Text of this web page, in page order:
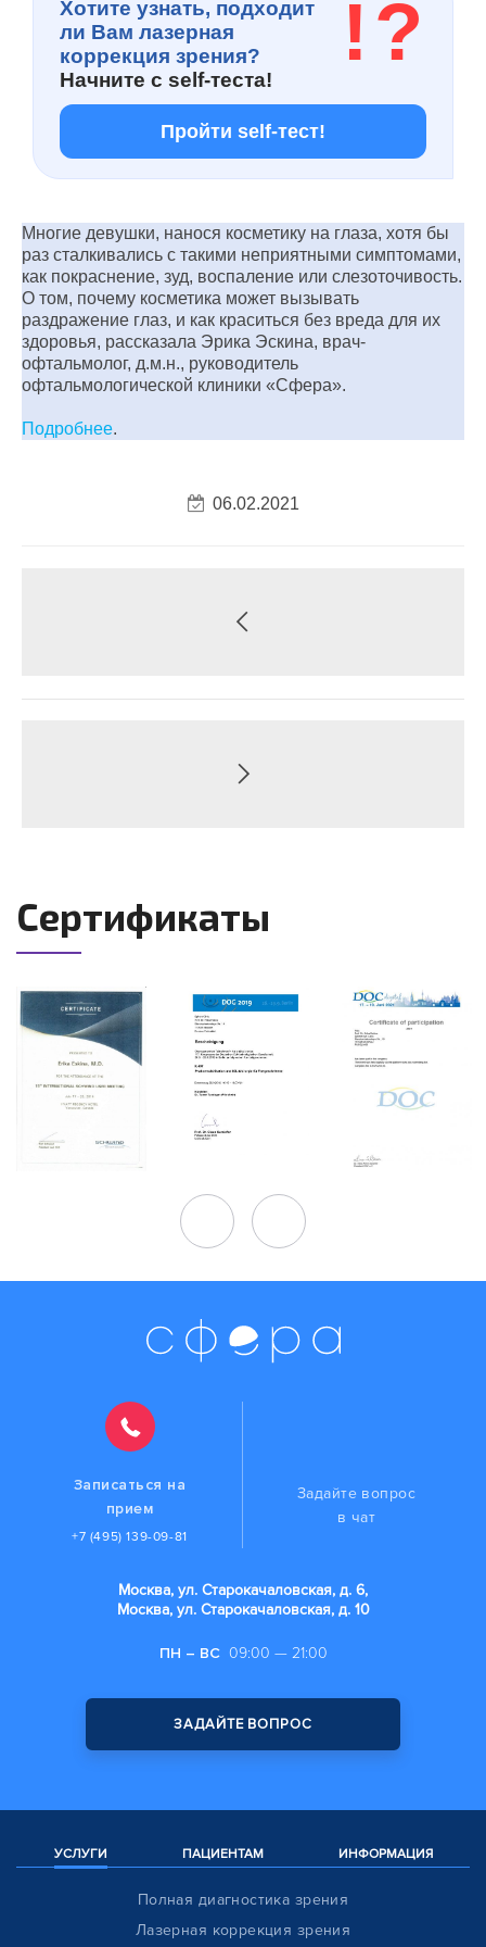
Хотите узнать, подходит
ли Вам лазерная
коррекция зрения?
Начните с self-теста!
!?
Пройти self-тест!
Многие девушки, нанося косметику на глаза, хотя бы
раз сталкивались с такими неприятными симптомами,
как покраснение, зуд, воспаление или слезоточивость.
О том, почему косметика может вызывать
раздражение глаз, и как краситься без вреда для их
здоровья, рассказала Эрика Эскина, врач-
офтальмолог, д.м.н., руководитель
офтальмологической клиники «Сфера».
Подробнее.
06.02.2021
Сертификаты
Записаться на
прием
+7 (495) 139-09-81
Задайте вопрос
в чат
Москва, ул. Старокачаловская, д. 6,
Москва, ул. Старокачаловская, д. 10
ПН – ВС 09:00 — 21:00
ЗАДАЙТЕ ВОПРОС
УСЛУГИ ПАЦИЕНТАМ ИНФОРМАЦИЯ
Полная диагностика зрения
Лазерная коррекция зрения